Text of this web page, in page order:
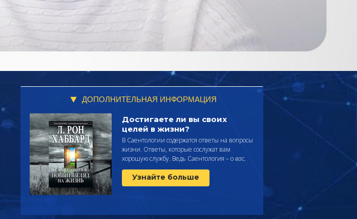
ДОПОЛНИТЕЛЬНАЯ ИНФОРМАЦИЯ
Достигаете ли вы своих
целей в жизни?
В Саентологии содержатся ответы на вопросы
жизни. Ответы, которые сослужат вам
хорошую службу. Ведь Саентология – овас.
Узнайте больше